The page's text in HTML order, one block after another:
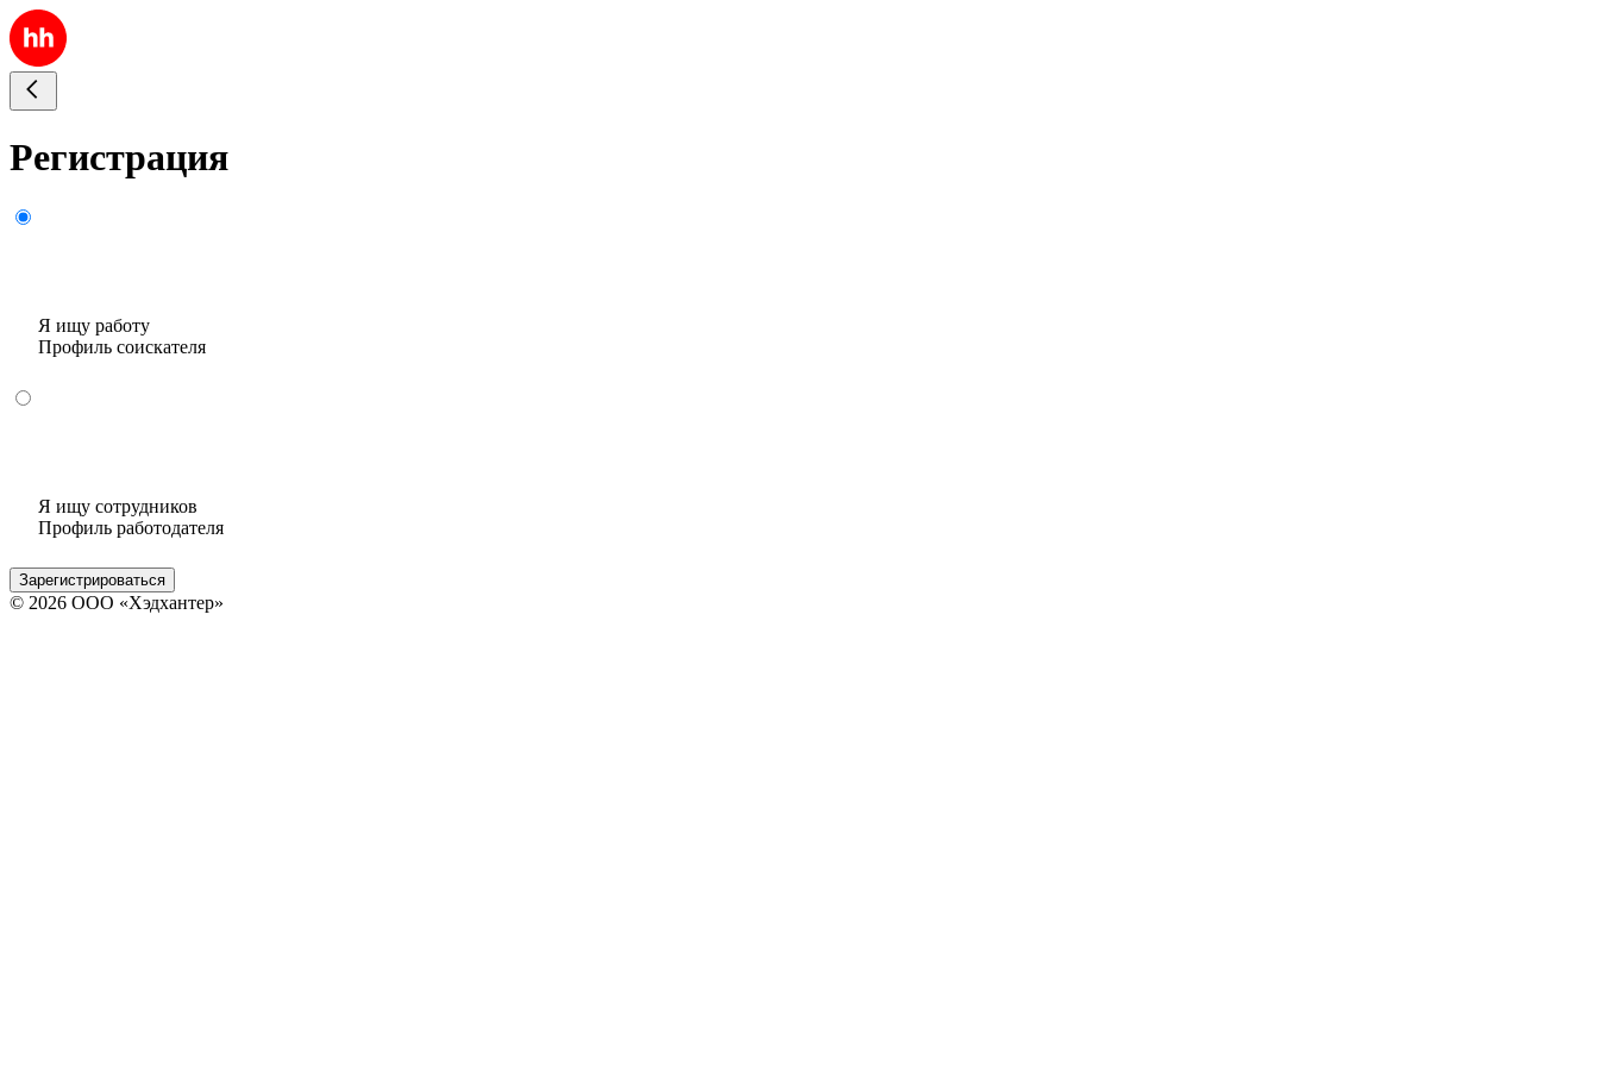
Регистрация
Я ищу работу
Профиль соискателя
Я ищу сотрудников
Профиль работодателя
Зарегистрироваться
© 2026 ООО «Хэдхантер»